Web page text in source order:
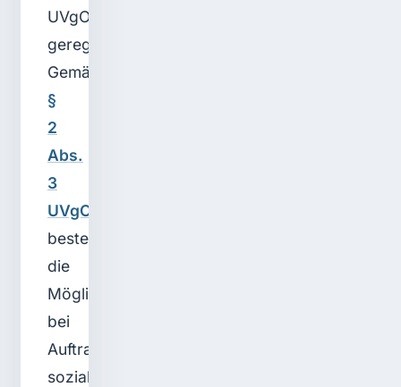
UVgO
geregelt.
Gemäß
§
2
Abs.
3
UVgO
besteht
die
Möglichkeit,
bei
Auftragsvergaben
soziale